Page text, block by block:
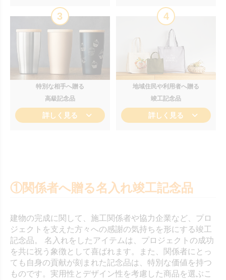
3
特別な相手へ贈る
高級記念品
詳しく見る
4
地域住民や利用者へ贈る
竣工記念品
詳しく見る
①関係者へ贈る名入れ竣工記念品
建物の完成に関して、施工関係者や協力企業など、プロ
ジェクトを支えた方々への感謝の気持ちを形にする竣工
記念品。 名入れをしたアイテムは、プロジェクトの成功
を共に祝う象徴として喜ばれます。また、関係者にとっ
ても自身の貢献が刻まれた記念品は、特別な価値を持つ
ものです。実用性とデザイン性を考慮した商品を選ぶこ